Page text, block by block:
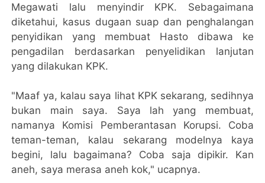
Megawati lalu menyindir KPK. Sebagaimana
diketahui, kasus dugaan suap dan penghalangan
penyidikan yang membuat Hasto dibawa ke
pengadilan berdasarkan penyelidikan lanjutan
yang dilakukan KPK.
"Maaf ya, kalau saya lihat KPK sekarang, sedihnya
bukan main saya. Saya lah yang membuat,
namanya Komisi Pemberantasan Korupsi. Coba
teman-teman, kalau sekarang modelnya kaya
begini, lalu bagaimana? Coba saja dipikir. Kan
aneh, saya merasa aneh kok," ucapnya.